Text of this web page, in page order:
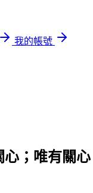
我的帳號
；唯有關